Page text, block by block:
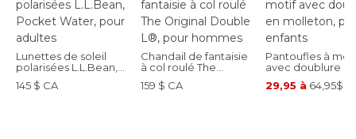
Lunettes de soleil
polarisées L.L.Bean,
Pocket Water, pour
adultes
145 $ CA
Chandail de fantaisie
à col roulé The
Original Double L®,
pour hommes
159 $ CA
Pantoufles à
avec doublure en
molleton, pour
enfants
29,95 à 64,95$